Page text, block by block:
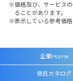
価格及び、サービス
ることがあります。
表示している参考価
企業Home
受託カタログ